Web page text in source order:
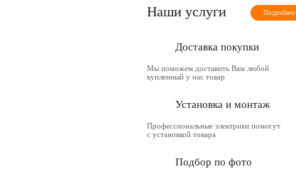
Наши услуги Подробнее
Доставка покупки
Мы поможем доставить Вам любой
купленный у нас товар
Установка и монтаж
Профессиональные электрики помогут
с установкой товара
Подбор по фото